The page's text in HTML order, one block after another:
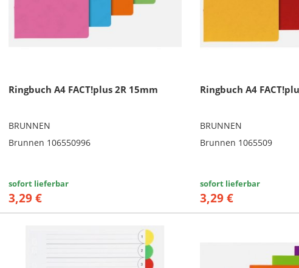
Ringbuch A4 FACT!plus 2R 15mm
BRUNNEN
Brunnen 106550996
sofort lieferbar
3,29 €
Ringbuch A4
BRUNNEN
Brunnen 1065509
sofort lieferbar
3,29 €